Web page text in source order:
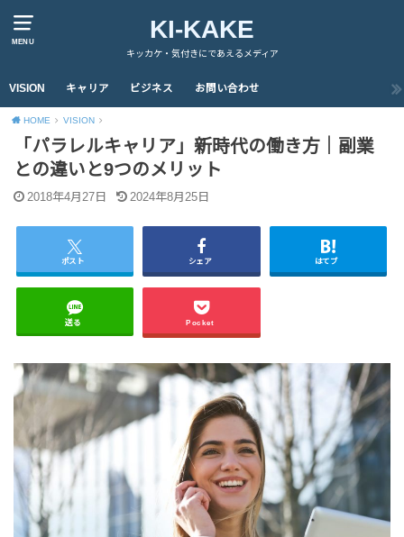
MENU KI-KAKE
キッカケ・気付きにであえるメディア
VISION キャリア ビジネス お問い合わせ
HOME VISION
「パラレルキャリア」新時代の働き方｜副業
との違いと9つのメリット
2018年4月27日 2024年8月25日
ポスト シェア はてブ
送る Pocket